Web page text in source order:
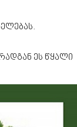
ეს წყალი